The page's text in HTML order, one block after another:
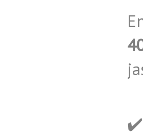
✔️